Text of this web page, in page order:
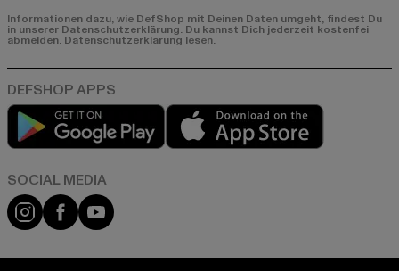
Informationen dazu, wie DefShop mit Deinen Daten umgeht, findest Du
in unserer Datenschutzerklärung. Du kannst Dich jederzeit kostenfei
abmelden. Datenschutzerklärung lesen.
Play market
Instagram
FacebookYouTube